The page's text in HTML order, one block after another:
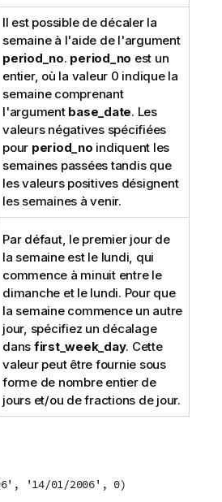
Il est possible de décaler la
semaine à l'aide de l'argument
period_no. period_no est un
entier, où la valeur 0 indique la
semaine comprenant
l'argument base_date. Les
valeurs négatives spécifiées
pour period_no indiquent les
semaines passées tandis que
les valeurs positives désignent
les semaines à venir.
Par défaut, le premier jour de
la semaine est le lundi, qui
commence à minuit entre le
dimanche et le lundi. Pour que
la semaine commence un autre
jour, spécifiez un décalage
dans first_week_day. Cette
valeur peut être fournie sous
forme de nombre entier de
jours et/ou de fractions de jour.
'14/01/2006', 0)